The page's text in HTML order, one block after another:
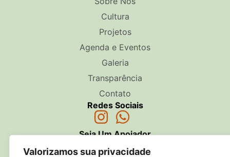
Valorizamos sua privacidade
Cultura
Projetos
Agenda e Eventos
Galeria
Transparência
Contato
Redes Sociais
Seja Um Apoiador
QUERO DOAR